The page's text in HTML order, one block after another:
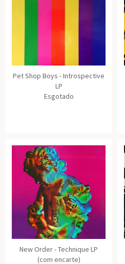
Pet Shop Boys - Introspective
LP
Esgotado
New Order - Technique LP
(com encarte)